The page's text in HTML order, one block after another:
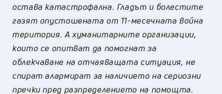
остава катастрофална. Гладът и болестите
газят опустошената от 11-месечната война
територия. А хуманитарните организации,
които се опитват да помогнат за
облекчаване на отчаяващата ситуация, не
спират алармират за наличието на сериозни
пречки пред разпределението на помощта.